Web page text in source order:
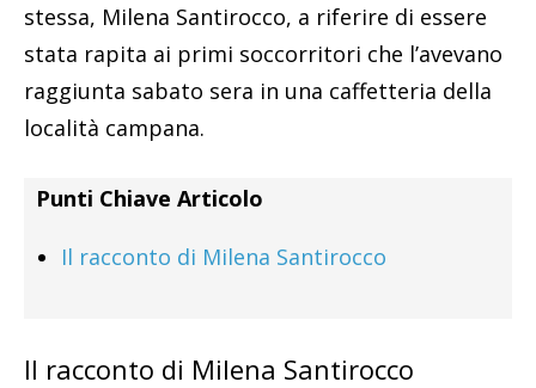
stessa, Milena Santirocco, a riferire di essere
stata rapita ai primi soccorritori che l’avevano
raggiunta sabato sera in una caffetteria della
località campana.
Punti Chiave Articolo
Il racconto di Milena Santirocco
Il racconto di Milena Santirocco